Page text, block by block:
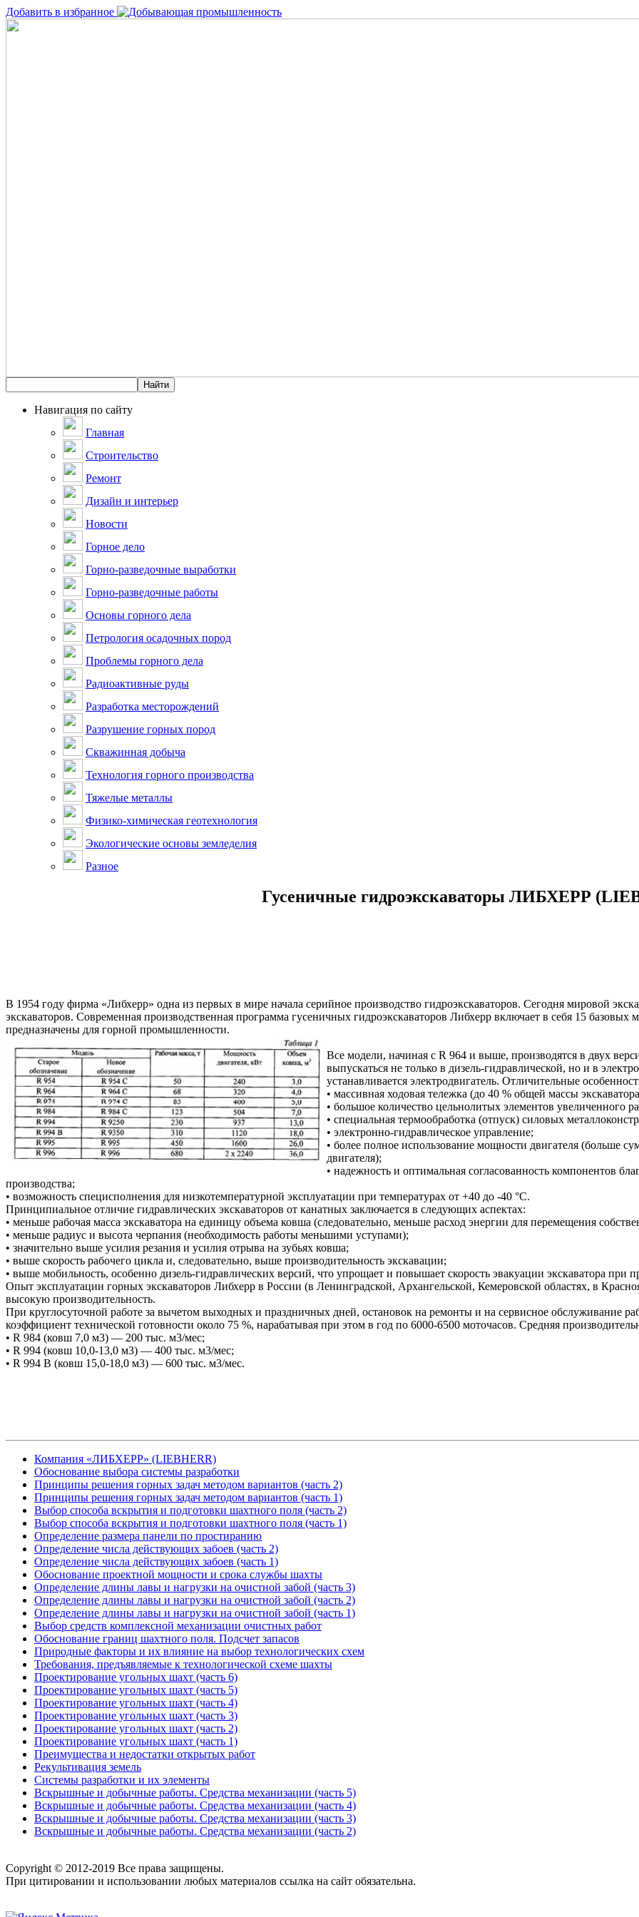
Добавить в избранное
Навигация по сайту
Главная
Строительство
Ремонт
Дизайн и интерьер
Новости
Горное дело
Горно-разведочные выработки
Горно-разведочные работы
Основы горного дела
Петрология осадочных пород
Проблемы горного дела
Радиоактивные руды
Разработка месторождений
Разрушение горных пород
Скважинная добыча
Технология горного производства
Тяжелые металлы
Физико-химическая геотехнология
Экологические основы земледелия
Разное
Гусеничные гидроэкскаваторы ЛИБХЕРР
В 1954 году фирма «Либхерр» одна из первых в мире начала серийное производство гидроэкскаваторов. Сегодня мировой
экскаваторов. Современная производственная программа гусеничных гидроэкскаваторов Либхерр включает в себя 15
предназначены для горной промышленности.
Все модели, начиная с R 964 и выше, производятся в двух
выпускаться не только в дизель-гидравлической, но и в
устанавливается электродвигатель. Отличительные
• массивная ходовая тележка (до 40 % общей массы
• большое количество цельнолитых элементов увеличенного
• специальная термообработка (отпуск) силовых
• электронно-гидравлическое управление;
• более полное использование мощности двигателя (больше
двигателя);
• надежность и оптимальная согласованность компонентов
производства;
• возможность специсполнения для низкотемпературной эксплуатации при температурах от +40 до -40 °С.
Принципиальное отличие гидравлических экскаваторов от канатных заключается в следующих аспектах:
• меньше рабочая масса экскаватора на единицу объема ковша (следовательно, меньше расход энергии для перемещения
• меньше радиус и высота черпания (необходимость работы меньшими уступами);
• значительно выше усилия резания и усилия отрыва на зубьях ковша;
• выше скорость рабочего цикла и, следовательно, выше производительность экскавации;
• выше мобильность, особенно дизель-гидравлических версий, что упрощает и повышает скорость эвакуации экскаватора при
Опыт эксплуатации горных экскаваторов Либхерр в России (в Ленинградской, Архангельской, Кемеровской областях, в
высокую производительность.
При круглосуточной работе за вычетом выходных и праздничных дней, остановок на ремонты и на сервисное обслуживание
коэффициент технической готовности около 75 %, нарабатывая при этом в год по 6000-6500 моточасов. Средняя
• R 984 (ковш 7,0 м3) — 200 тыс. м3/мес;
• R 994 (ковш 10,0-13,0 м3) — 400 тыс. м3/мес;
• R 994 В (ковш 15,0-18,0 м3) — 600 тыс. м3/мес.
Компания «ЛИБХЕРР» (LIEBHERR)
Обоснование выбора системы разработки
Принципы решения горных задач методом вариантов (часть 2)
Принципы решения горных задач методом вариантов (часть 1)
Выбор способа вскрытия и подготовки шахтного поля (часть 2)
Выбор способа вскрытия и подготовки шахтного поля (часть 1)
Определение размера панели по простиранию
Определение числа действующих забоев (часть 2)
Определение числа действующих забоев (часть 1)
Обоснование проектной мощности и срока службы шахты
Определение длины лавы и нагрузки на очистной забой (часть 3)
Определение длины лавы и нагрузки на очистной забой (часть 2)
Определение длины лавы и нагрузки на очистной забой (часть 1)
Выбор средств комплексной механизации очистных работ
Обоснование границ шахтного поля. Подсчет запасов
Природные факторы и их влияние на выбор технологических схем
Требования, предъявляемые к технологической схеме шахты
Проектирование угольных шахт (часть 6)
Проектирование угольных шахт (часть 5)
Проектирование угольных шахт (часть 4)
Проектирование угольных шахт (часть 3)
Проектирование угольных шахт (часть 2)
Проектирование угольных шахт (часть 1)
Преимущества и недостатки открытых работ
Рекультивация земель
Системы разработки и их элементы
Вскрышные и добычные работы. Средства механизации (часть 5)
Вскрышные и добычные работы. Средства механизации (часть 4)
Вскрышные и добычные работы. Средства механизации (часть 3)
Вскрышные и добычные работы. Средства механизации (часть 2)
Copyright © 2012-2019 Все права защищены.
При цитировании и использовании любых материалов ссылка на сайт обязательна.